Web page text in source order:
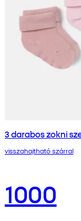
3 darabos zokni
visszahajtható szárral
1000